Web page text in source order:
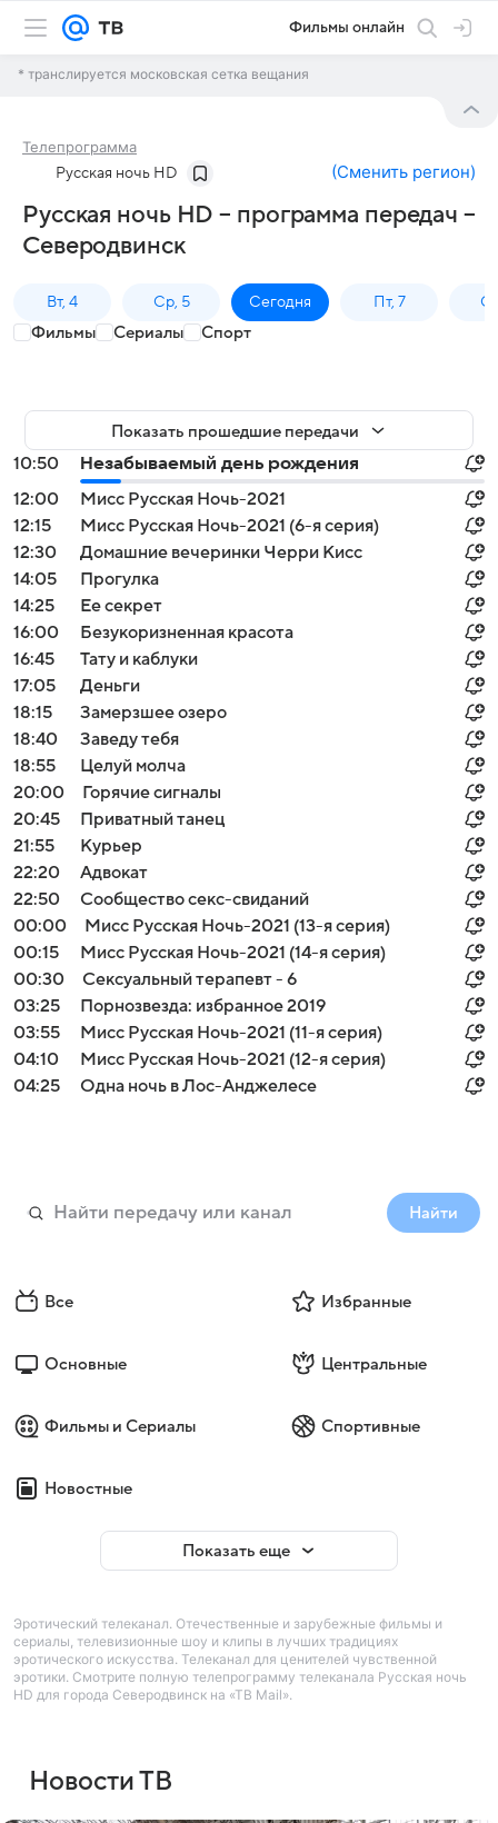
Фильмы онлайн
* транслируется московская сетка вещания
Телепрограмма
Русская ночь HD (Сменить регион)
Русская ночь HD – программа передач –
Северодвинск
Вт, 4 Ср, 5 Сегодня Пт, 7
Фильмы Сериалы Спорт
Показать прошедшие передачи
10:50
Незабываемый день рождения
12:00
Мисс Русская Ночь-2021
12:15
Мисс Русская Ночь-2021 (6-я серия)
12:30
Домашние вечеринки Черри Кисс
14:05
Прогулка
14:25
Ее секрет
16:00
Безукоризненная красота
16:45
Тату и каблуки
17:05
Деньги
18:15
Замерзшее озеро
18:40
Заведу тебя
18:55
Целуй молча
20:00
Горячие сигналы
20:45
Приватный танец
21:55
Курьер
22:20
Адвокат
22:50
Сообщество секс-свиданий
00:00
Мисс Русская Ночь-2021 (13-я серия)
00:15
Мисс Русская Ночь-2021 (14-я серия)
00:30
Сексуальный терапевт - 6
03:25
Порнозвезда: избранное 2019
03:55
Мисс Русская Ночь-2021 (11-я серия)
04:10
Мисс Русская Ночь-2021 (12-я серия)
04:25
Одна ночь в Лос-Анджелесе
Найти
Все Избранные
Основные Центральные
Фильмы и Сериалы Спортивные
Новостные
Показать еще
Эротический телеканал. Отечественные и зарубежные фильмы и
сериалы, телевизионные шоу и клипы в лучших традициях
эротического искусства. Телеканал для ценителей чувственной
эротики. Смотрите полную телепрограмму телеканала Русская ночь
HD для города Северодвинск на «ТВ Mail».
Новости ТВ